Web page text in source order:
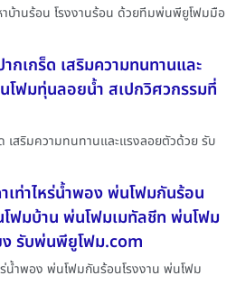
านร้อน โรงงานร้อน ด้วยทีมพ่นพียูโฟมมือ
เกร็ด เสริมความทนทานและ
ฟมทุ่นลอยน้ำ สเปกวิศวกรรมที่
เสริมความทนทานและแรงลอยตัวด้วย รับ
เท่าไหร่น้ำพอง พ่นโฟมกันร้อน
ฟมบ้าน พ่นโฟมเมทัลชีท พ่นโฟม
รับพ่นพียูโฟม.com
น้ำพอง พ่นโฟมกันร้อนโรงงาน พ่นโฟม